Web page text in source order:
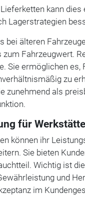
kann
Lagerstrategien
bei älteren
zum Fahrzeugwert.
Sie ermöglichen es,
zu
zunehmend als
für
können ihr
Sie bieten
Wichtig ist
und
im